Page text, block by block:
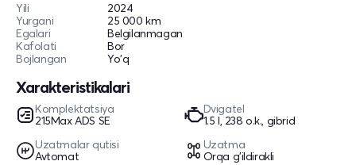
Yili
2024
Yurgani
25 000 km
Egalari
Belgilanmagan
Kafolati
Bor
Bojlangan
Yo'q
Xarakteristikalari
Komplektatsiya
215Max ADS SE
Dvigatel
1.5 l, 238 o.k., gibrid
Uzatmalar qutisi
Avtomat
Uzatma
Orqa g'ildirakli